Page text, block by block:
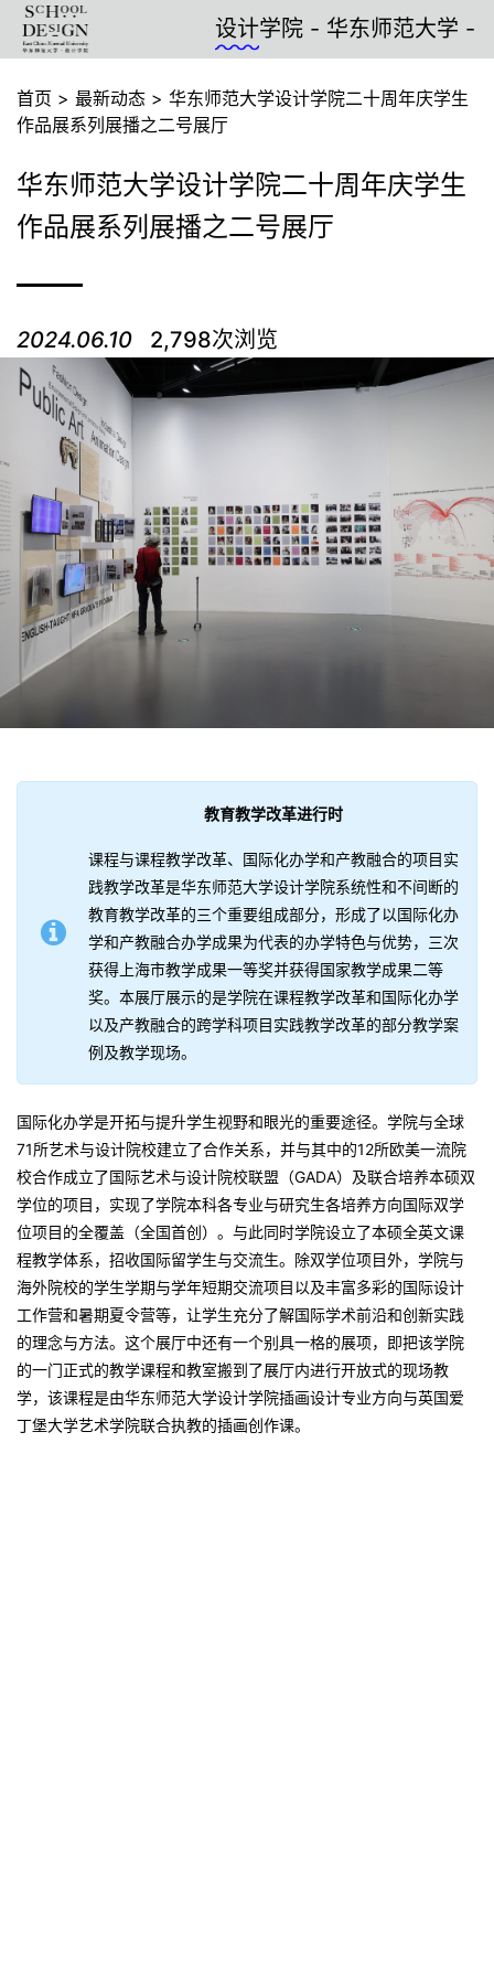
设计学院 - 华东师范大学 -人文
首页 > 最新动态 > 华东师范大学设计学院二十周年庆学生
作品展系列展播之二号展厅
华东师范大学设计学院二十周年庆学生
作品展系列展播之二号展厅
2024.06.10 2,798次浏览
教育教学改革进行时
课程与课程教学改革、国际化办学和产教融合的项目实
践教学改革是华东师范大学设计学院系统性和不间断的
教育教学改革的三个重要组成部分，形成了以国际化办
学和产教融合办学成果为代表的办学特色与优势，三次
获得上海市教学成果一等奖并获得国家教学成果二等
奖。本展厅展示的是学院在课程教学改革和国际化办学
以及产教融合的跨学科项目实践教学改革的部分教学案
例及教学现场。
国际化办学是开拓与提升学生视野和眼光的重要途径。学院与全球
71所艺术与设计院校建立了合作关系，并与其中的12所欧美一流院
校合作成立了国际艺术与设计院校联盟（GADA）及联合培养本硕双
学位的项目，实现了学院本科各专业与研究生各培养方向国际双学
位项目的全覆盖（全国首创）。与此同时学院设立了本硕全英文课
程教学体系，招收国际留学生与交流生。除双学位项目外，学院与
海外院校的学生学期与学年短期交流项目以及丰富多彩的国际设计
工作营和暑期夏令营等，让学生充分了解国际学术前沿和创新实践
的理念与方法。这个展厅中还有一个别具一格的展项，即把该学院
的一门正式的教学课程和教室搬到了展厅内进行开放式的现场教
学，该课程是由华东师范大学设计学院插画设计专业方向与英国爱
丁堡大学艺术学院联合执教的插画创作课。